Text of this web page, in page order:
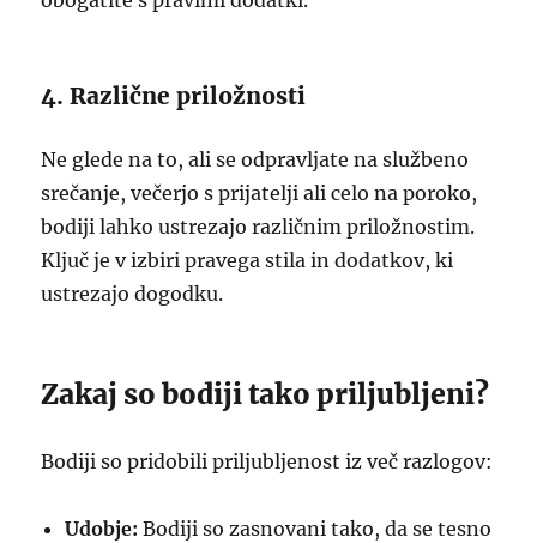
4. Različne priložnosti
Ne glede na to, ali se odpravljate na službeno
srečanje, večerjo s prijatelji ali celo na poroko,
bodiji lahko ustrezajo različnim priložnostim.
Ključ je v izbiri pravega stila in dodatkov, ki
ustrezajo dogodku.
Zakaj so bodiji tako priljubljeni?
Bodiji so pridobili priljubljenost iz več razlogov:
Udobje: Bodiji so zasnovani tako, da se tesno